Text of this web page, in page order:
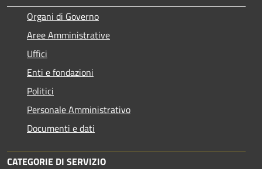
Organi di Governo
Aree Amministrative
Uffici
Enti e fondazioni
Politici
Personale Amministrativo
Documenti e dati
CATEGORIE DI SERVIZIO